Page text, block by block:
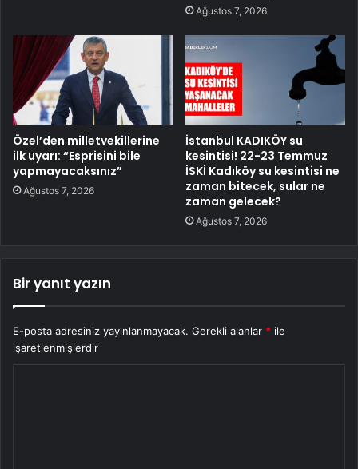
Ağustos 7, 2026
Özel’den milletvekillerine
ilk uyarı: “Esprisini bile
yapmayacaksınız”
Ağustos 7, 2026
İstanbul KADIKÖY su
kesintisi! 22-23 Temmuz
İSKİ Kadıköy su kesintisi ne
zaman bitecek, sular ne
zaman gelecek?
Ağustos 7, 2026
Bir yanıt yazın
E-posta adresiniz yayınlanmayacak. Gerekli alanlar * ile
işaretlenmişlerdir